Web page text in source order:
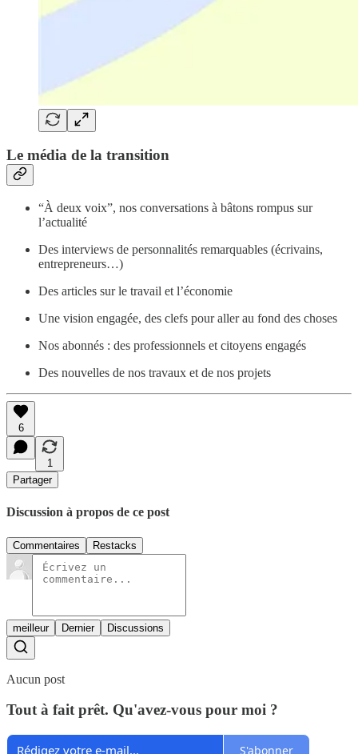
Le média de la transition
“À deux voix”, nos conversations à bâtons rompus sur
l’actualité
Des interviews de personnalités remarquables (écrivains,
entrepreneurs…)
Des articles sur le travail et l’économie
Une vision engagée, des clefs pour aller au fond des choses
Nos abonnés : des professionnels et citoyens engagés
Des nouvelles de nos travaux et de nos projets
6
1
Partager
Discussion à propos de ce post
Commentaires Restacks
meilleur Dernier Discussions
Aucun post
Tout à fait prêt. Qu'avez-vous pour moi ?
S'abonner